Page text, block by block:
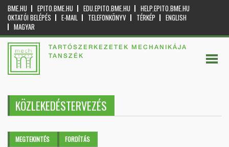
BME.HU EPITO.BME.HU EDU.EPITO.BME.HU
HELP.EPITO.BME.HU
OKTATÓI BELÉPÉS
E-MAIL TELEFONKÖNYV TÉRKÉP
ENGLISH
MAGYAR
TARTÓSZERKEZETEK MECHANIKÁJA
TANSZÉK
KÖZLEKEDÉSTERVEZÉS
Elsődleges fülek
MEGTEKINTÉS (AKTÍVFORDÍTÁS